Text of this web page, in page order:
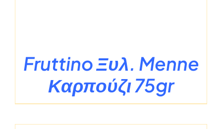
Fruttino Ξυλ. Menne
Καρπούζι 75gr